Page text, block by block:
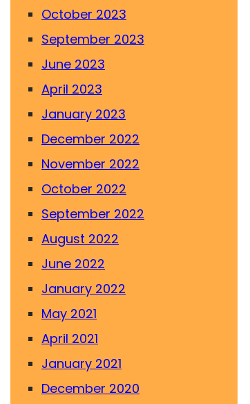
October 2023
September 2023
June 2023
April 2023
January 2023
December 2022
November 2022
October 2022
September 2022
August 2022
June 2022
January 2022
May 2021
April 2021
January 2021
December 2020